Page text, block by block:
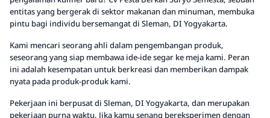
entitas yang bergerak di sektor makanan dan minuman, membuka
pintu bagi individu bersemangat di Sleman, DI Yogyakarta.
Kami mencari seorang ahli dalam pengembangan produk,
seseorang yang siap membawa ide-ide segar ke meja kami. Peran
ini adalah kesempatan untuk berkreasi dan memberikan dampak
nyata pada produk-produk kami.
Pekerjaan ini berpusat di Sleman, DI Yogyakarta, dan merupakan
pekerjaan purna waktu. Jika kamu senang bereksperimen dengan